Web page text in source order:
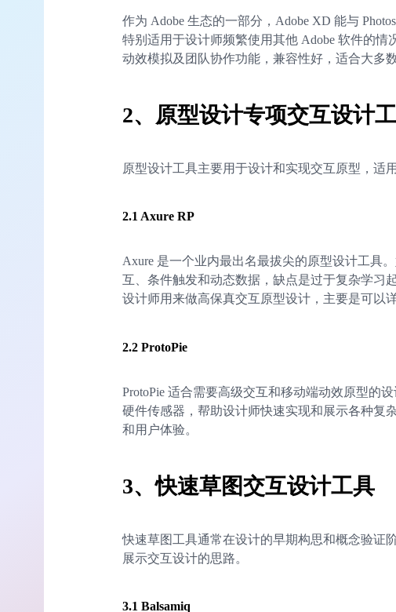
作为 Adobe 生态的一部分，Adobe XD 能与
特别适用于设计师频繁使用其他 Adobe 软件的情
动效模拟及团队协作功能，兼容性好，适合大多
2、 原型设计专项交互设计
原型设计工具主要用于设计和实现交互原型，适
2.1 Axure RP
Axure 是一个业内最出名最拔尖的原型设计工具
互、条件触发和动态数据，缺点是过于复杂学习
设计师用来做高保真交互原型设计，主要是可以
2.2 ProtoPie
ProtoPie 适合需要高级交互和移动端动效原型的
硬件传感器，帮助设计师快速实现和展示各种复
和用户体验。
3、快速草图交互设计工具
快速草图工具通常在设计的早期构思和概念验证
展示交互设计的思路。
3.1 Balsamiq